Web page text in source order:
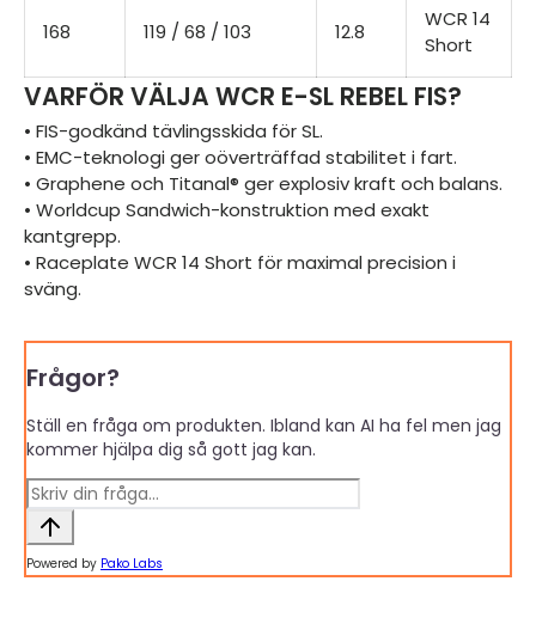
168 119 / 68 / 103 12.8
WCR 14
Short
VARFÖR VÄLJA WCR E-SL REBEL FIS?
• FIS-godkänd tävlingsskida för SL.
• EMC-teknologi ger oöverträffad stabilitet i fart.
• Graphene och Titanal® ger explosiv kraft och balans.
• Worldcup Sandwich-konstruktion med exakt
kantgrepp.
• Raceplate WCR 14 Short för maximal precision i
sväng.